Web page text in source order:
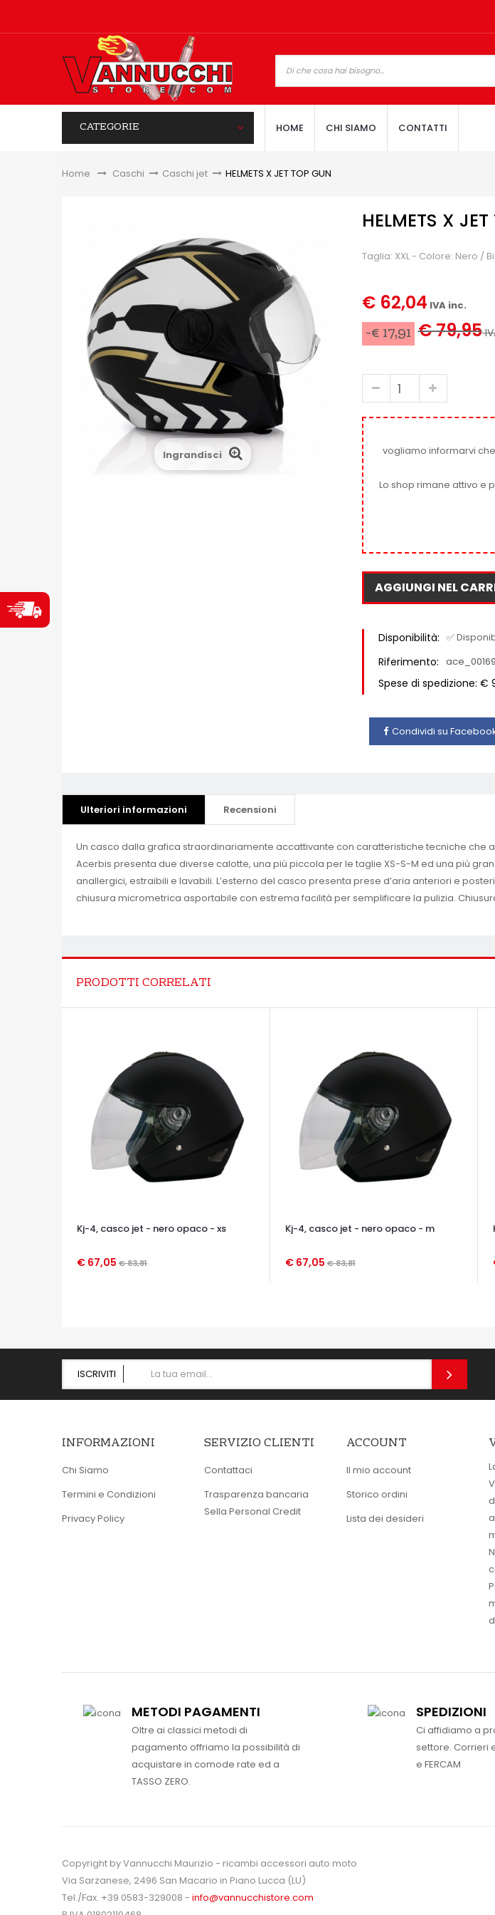
CATEGORIE HOME CHI SIAMO CONTATTI
Home &gt;Caschi > Caschi jet > HELMETS X JET TOP GUN
Ingrandisci
HELMETS X
Taglia: XXL - Colore: Nero /
€ 62,04 IVA inc.
-€ 17,91 € 79,95
vogliamo informarvi
Lo shop rimane attivo e
AGGIUNGI NEL
Disponibilità: ✅
Riferimento:
Spese di spedizione: €
Condividi su
Ulteriori informazioni Recensioni
Un casco dalla grafica straordinariamente accattivante con caratteristiche tecniche
Acerbis presenta due diverse calotte, una più piccola per le taglie XS-S-M ed una più
anallergici, estraibili e lavabili. L’esterno del casco presenta prese d’aria anteriori e
chiusura micrometrica asportabile con estrema facilità per semplificare la pulizia.
PRODOTTI CORRELATI
Kj-4, casco jet - nero opaco - xs
€ 67,05 € 83,81
Kj-4, casco jet - nero opaco - m
€ 67,05€ 83,81
ISCRIVITI
INFORMAZIONI
Chi Siamo
Termini e Condizioni
Privacy Policy
SERVIZIO CLIENTI
Contattaci
Trasparenza bancaria
Sella Personal Credit
ACCOUNT
Il mio account
Storico ordini
Lista dei desideri
METODI PAGAMENTI
Oltre ai classici metodi di
pagamento offriamo la possibilità di
acquistare in comode rate ed a
TASSO ZERO.
SPEDIZIONI
Ci affidiamo a
settore. Corrieri
e FERCAM
Copyright by Vannucchi Maurizio - ricambi accessori auto moto
Via Sarzanese, 2496 San Macario in Piano Lucca (LU)
Tel./Fax. +39 0583-329008 - info@vannucchistore.com